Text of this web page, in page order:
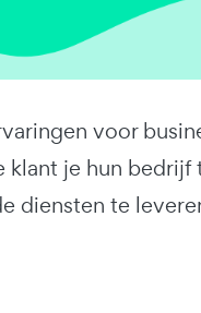
voor
klant je hun
diensten te